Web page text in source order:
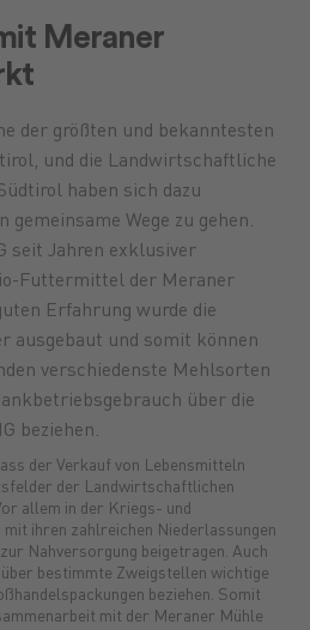
Düngung Anlagen
ErsatzteileTreibstoffe
LebensmittelBrennstoffe
Meraner
der größten und bekanntesten
und die Landwirtschaftliche
haben sich dazu
Wege zu gehen.
seit Jahren exklusiver
Futtermittel der Meraner
Erfahrung wurde die
ausgebaut und somit können
verschiedenste Mehlsorten
über die
beziehen.
der Verkauf von Lebensmitteln
der Landwirtschaftlichen
allem in der Kriegs- und
mit ihren zahlreichen Niederlassungen
Nahversorgung beigetragen. Auch
bestimmte Zweigstellen wichtige
beziehen. Somit
mit der Meraner Mühle